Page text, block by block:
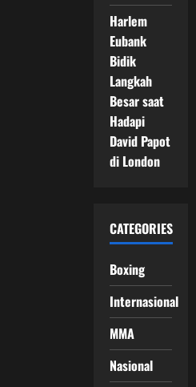
Harlem
Eubank
Bidik
Langkah
Besar saat
Hadapi
David Papot
di London
CATEGORIES
Boxing
Internasional
MMA
Nasional